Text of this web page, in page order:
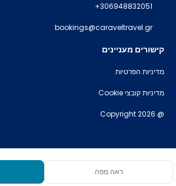
ראה מפה
+306948832051
bookings@caraveltravel.gr
קישורים מעניינים
מדיניות הפרטיות
מדיניות קובצי Cookie
@ Copyright 2026